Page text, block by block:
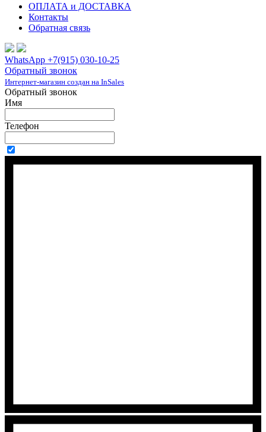
ОПЛАТА и ДОСТАВКА
Контакты
Обратная связь
WhatsApp +7(915) 030-10-25
Обратный звонок
Интернет-магазин создан на InSales
Обратный звонок
Имя
Телефон